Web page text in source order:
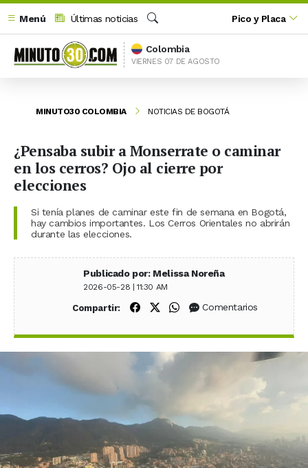
Menú
Últimas noticias
Buscar
Pico y Placa
Colombia
VIERNES 07 DE AGOSTO
MINUTO30 COLOMBIA NOTICIAS DE BOGOTÁ
¿Pensaba subir a Monserrate o caminar
en los cerros? Ojo al cierre por
elecciones
Si tenía planes de caminar este fin de semana en Bogotá,
hay cambios importantes. Los Cerros Orientales no abrirán
durante las elecciones.
Publicado por: Melissa Noreña
2026-05-28 | 11:30 AM
Compartir: Compartir en Facebook
Compartir en X (Twitter)
Compartir en WhatsApp
Comentarios